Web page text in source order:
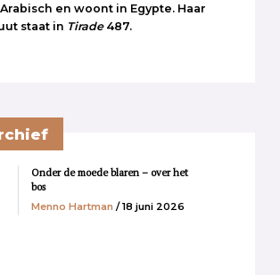
en woont in Egypte. Haar
staat in Tirade 487.
Onder de moede blaren – over het
bos
Menno Hartman / 18 juni 2026